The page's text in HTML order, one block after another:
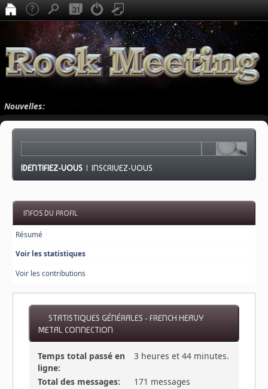
Nouvelles:
IDENTIFIEZ-VOUS |INSCRIVEZ-VOUS
INFOS DU PROFIL
Résumé
Voir les statistiques
Voir les contributions
STATISTIQUES GÉNÉRALES - FRENCH HEAVY
METAL CONNECTION
Temps total passé en
ligne:
3 heures et 44 minutes.
Total des messages:
171 messages